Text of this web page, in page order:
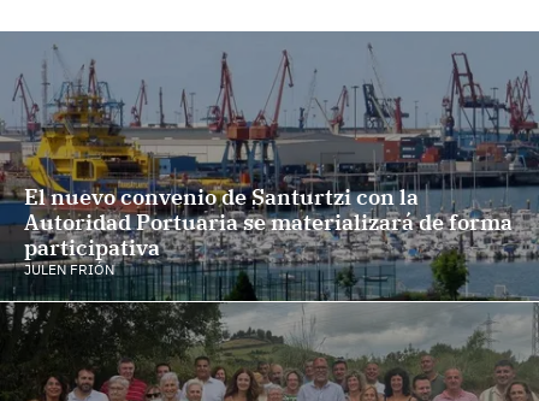
El nuevo convenio de Santurtzi con la
Autoridad Portuaria se materializará de forma
participativa
JULEN FRIÓN